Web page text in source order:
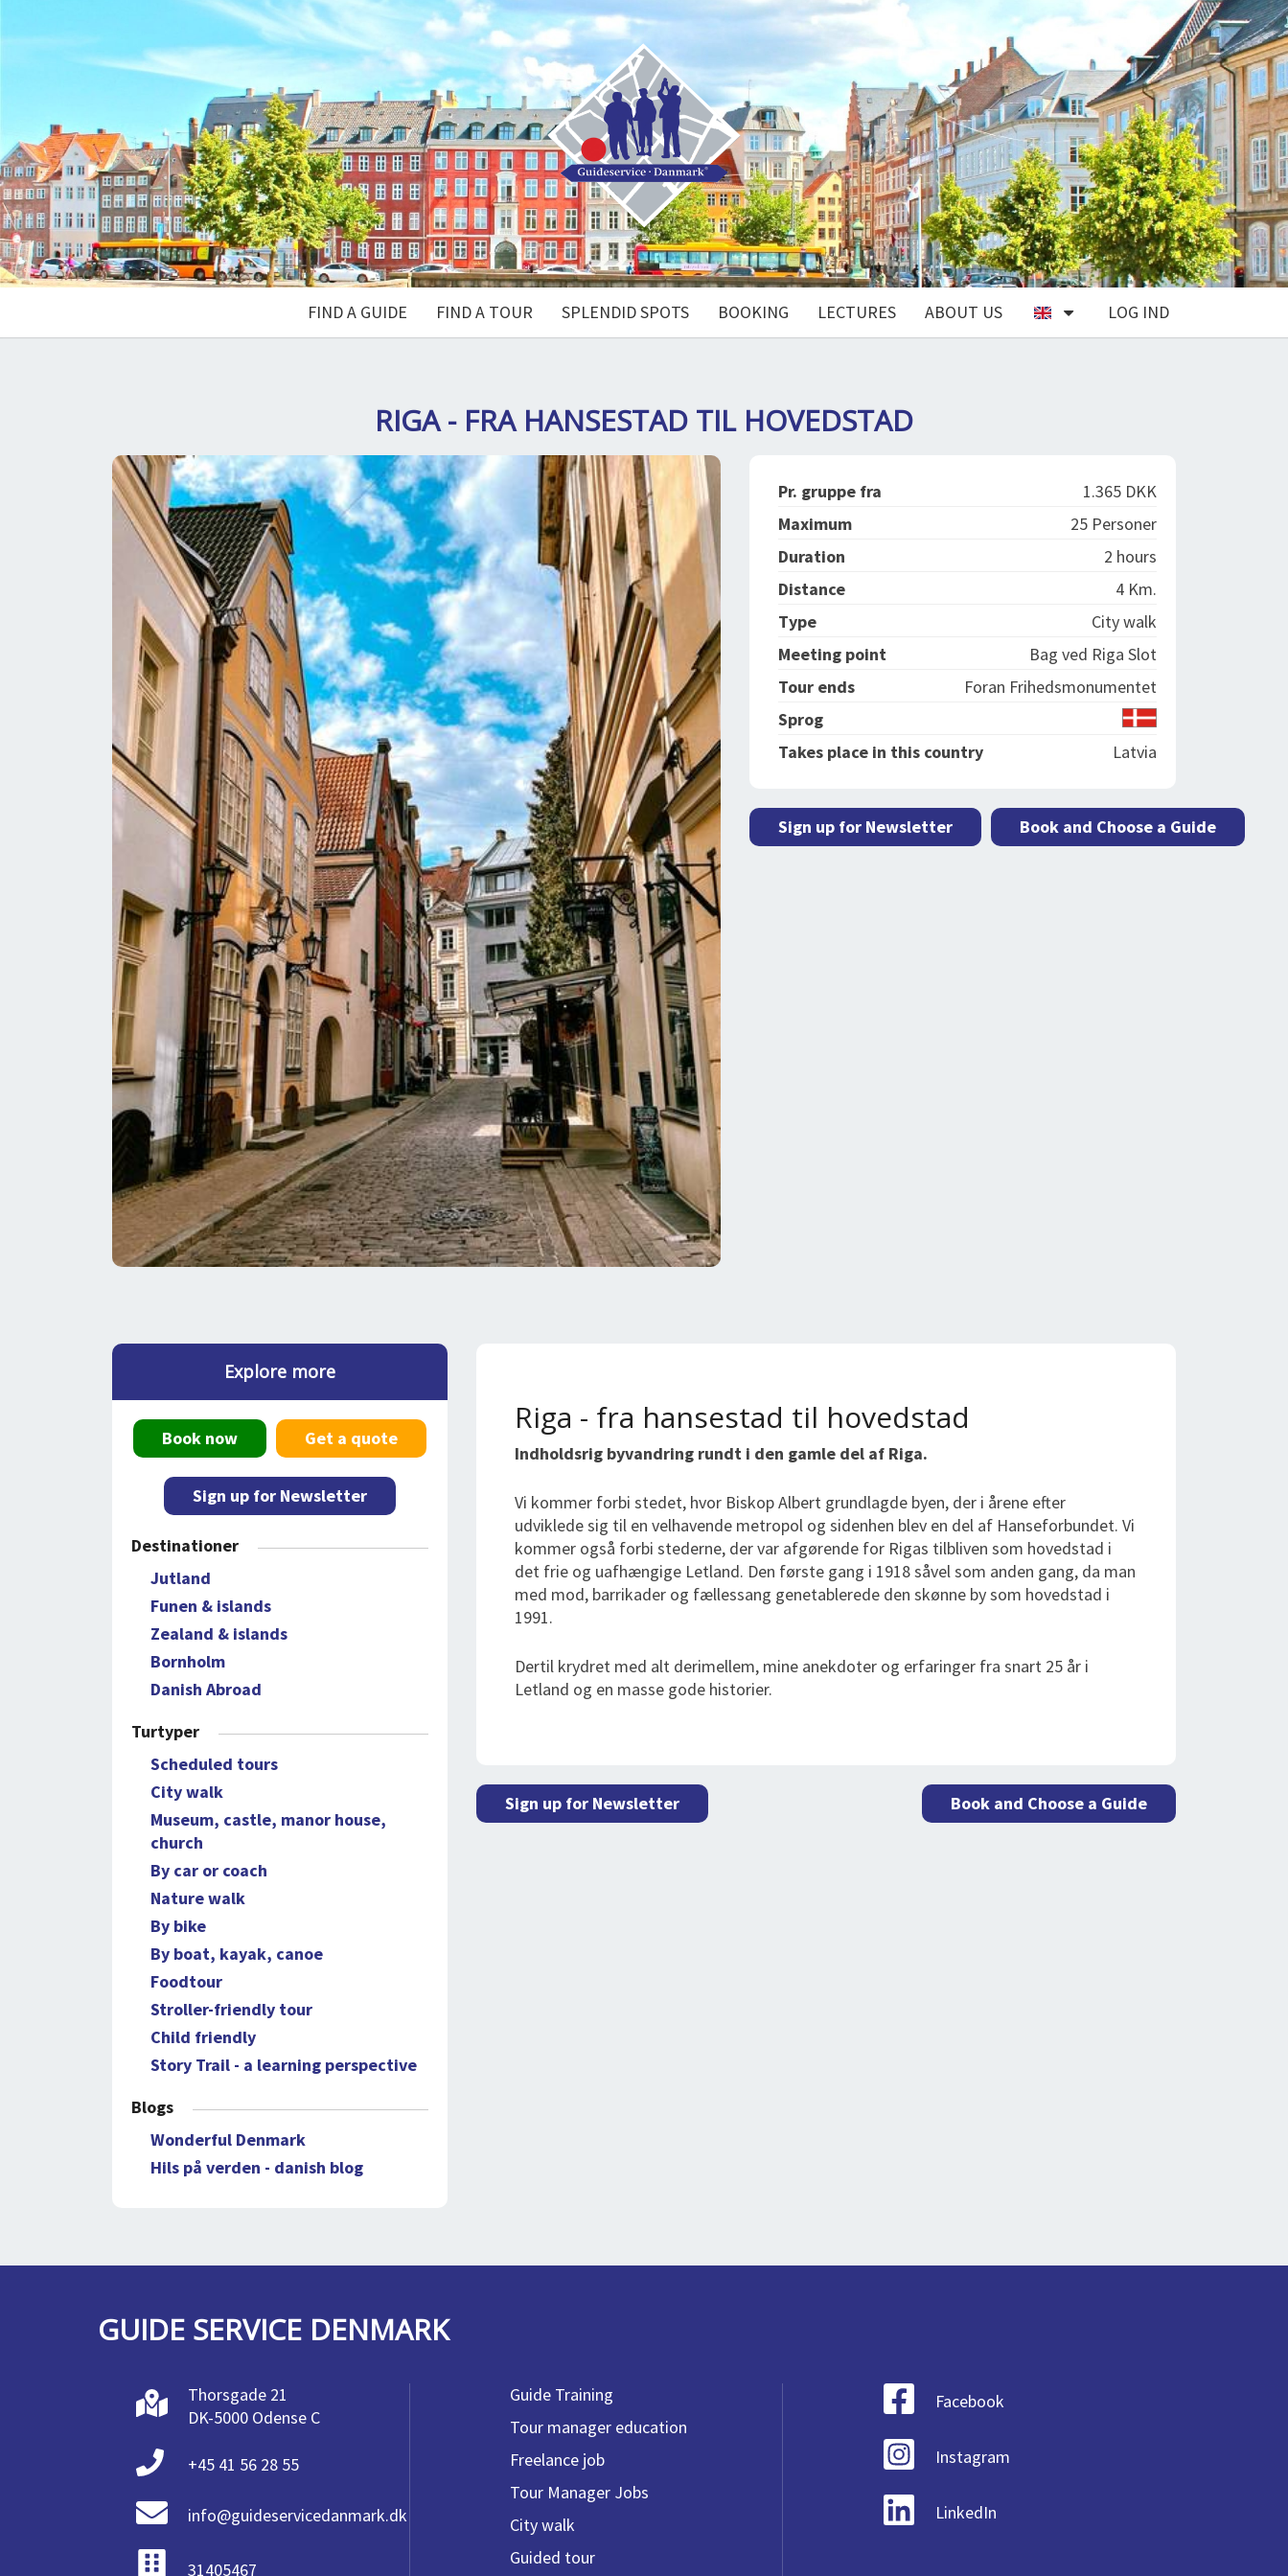
FIND A GUIDE FIND A TOUR SPLENDID SPOTS BOOKING LECTURES ABOUT US LOG IND
RIGA - FRA HANSESTAD TIL HOVEDSTAD
Pr. gruppe fra
1.365 DKK
Maximum
25 Personer
Duration
2 hours
Distance
4 Km.
Type
City walk
Meeting point
Bag ved Riga Slot
Tour ends
Foran Frihedsmonumentet
Sprog
Takes place in this country
Latvia
Sign up for Newsletter Book and Choose a Guide
Riga - fra hansestad til hovedstad
Indholdsrig byvandring rundt i den gamle del af Riga.
Vi kommer forbi stedet, hvor Biskop Albert grundlagde byen, der i årene efter
udviklede sig til en velhavende metropol og sidenhen blev en del af Hanseforbundet. Vi
kommer også forbi stederne, der var afgørende for Rigas tilbliven som hovedstad i
det frie og uafhængige Letland. Den første gang i 1918 såvel som anden gang, da man
med mod, barrikader og fællessang genetablerede den skønne by som hovedstad i
1991.
Dertil krydret med alt derimellem, mine anekdoter og erfaringer fra snart 25 år i
Letland og en masse gode historier.
Sign up for Newsletter Book and Choose a Guide
Explore more
Book now Get a quote
Sign up for Newsletter
Destinationer
Jutland
Funen & islands
Zealand & islands
Bornholm
Danish Abroad
Turtyper
Scheduled tours
City walk
Museum, castle, manor house,
church
By car or coach
Nature walk
By bike
By boat, kayak, canoe
Foodtour
Stroller-friendly tour
Child friendly
Story Trail - a learning perspective
Blogs
Wonderful Denmark
Hils på verden - danish blog
GUIDE SERVICE DENMARK
Thorsgade 21
DK-5000 Odense C
+45 41 56 28 55
info@guideservicedanmark.dk
31405467
Guide Training
Tour manager education
Freelance job
Tour Manager Jobs
City walk
Guided tour
Facebook
Instagram
LinkedIn